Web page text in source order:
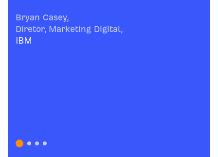
Bryan Casey,
Diretor, Marketing Digital,
IBM